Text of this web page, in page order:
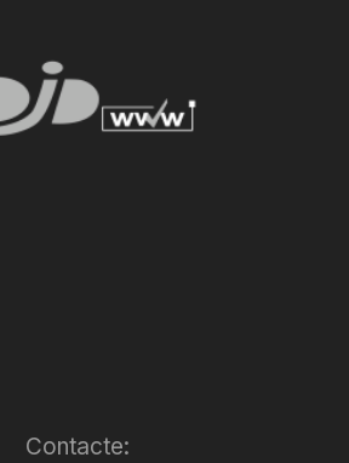
Contacte: